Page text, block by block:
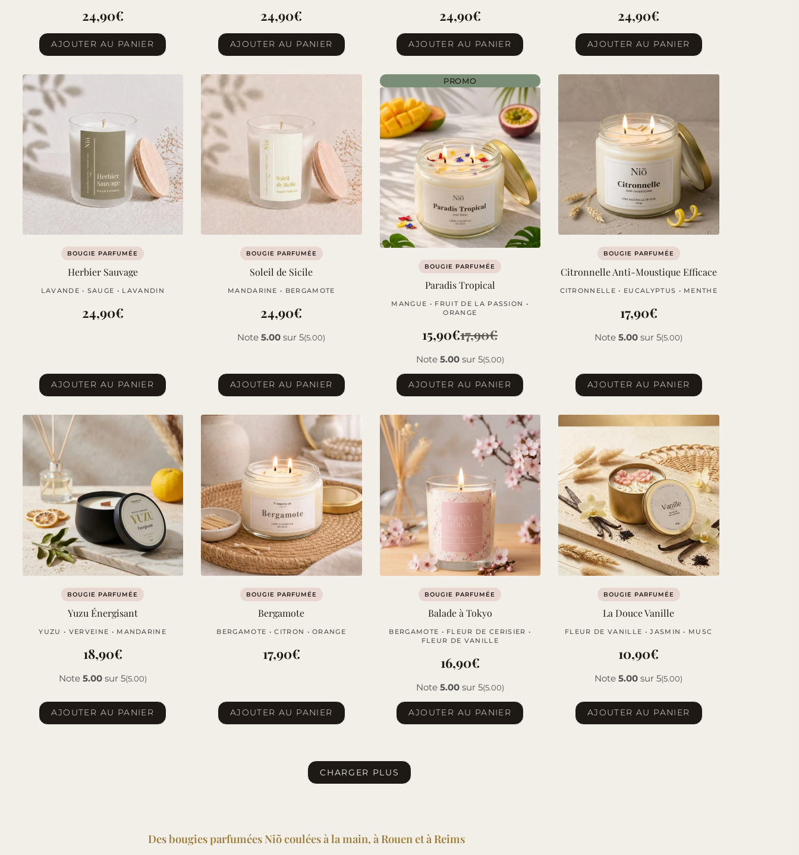
24,90€
AJOUTER AU PANIER
24,90€
AJOUTER AU PANIER
24,90€
AJOUTER AU PANIER
24,90€
AJOUTER AU PANIER
BOUGIE PARFUMÉE
Herbier Sauvage
LAVANDE • SAUGE • LAVANDIN
24,90€
AJOUTER AU PANIER
BOUGIE PARFUMÉE
Soleil de Sicile
MANDARINE • BERGAMOTE
24,90€
Note5.00 sur 5(5.00)
AJOUTER AU PANIER
PROMO
BOUGIE PARFUMÉE
Paradis Tropical
MANGUE • FRUIT DE LA PASSION •
ORANGE
17,90€
Le
prix
initial
était :
17,90€.
15,90€
Le
prix
actuel
est :
15,90€.
Note 5.00sur 5(5.00)
AJOUTER AU PANIER
BOUGIE PARFUMÉE
Citronnelle Anti-Moustique Efficace
CITRONNELLE • EUCALYPTUS • MENTHE
17,90€
Note5.00 sur 5(5.00)
AJOUTER AU PANIER
BOUGIE PARFUMÉE
Yuzu Énergisant
YUZU • VERVEINE • MANDARINE
18,90€
Note 5.00sur 5(5.00)
AJOUTER AU PANIER
BOUGIE PARFUMÉE
Bergamote
BERGAMOTE • CITRON • ORANGE
17,90€
AJOUTER AU PANIER
BOUGIE PARFUMÉE
Balade à Tokyo
BERGAMOTE • FLEUR DE CERISIER •
FLEUR DE VANILLE
16,90€
Note 5.00sur 5(5.00)
AJOUTER AU PANIER
BOUGIE PARFUMÉE
La Douce Vanille
FLEUR DE VANILLE • JASMIN • MUSC
10,90€
Note5.00 sur 5(5.00)
AJOUTER AU PANIER
CHARGER PLUS
Des bougies parfumées Niõ coulées à la main, à Rouen et à Reims